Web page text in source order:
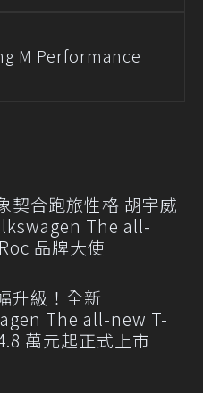
M Performance
契合跑旅性格 胡宇威
The all-
品牌大使
升級！全新
The all-new T-
萬元起正式上市